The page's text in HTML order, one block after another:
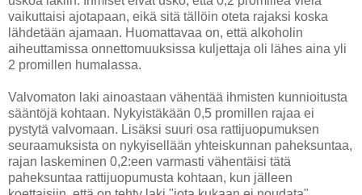
vaikuttaisi ajotapaan, eikä sitä tällöin oteta rajaksi koska
lähdetään ajamaan. Huomattavaa on, että alkoholin
aiheuttamissa onnettomuuksissa kuljettaja oli lähes aina yli
2 promillen humalassa.
Valvomaton laki ainoastaan vähentää ihmisten kunnioitusta
sääntöjä kohtaan. Nykyistäkään 0,5 promillen rajaa ei
pystytä valvomaan. Lisäksi suuri osa rattijuopumuksen
seuraamuksista on nykyisellään yhteiskunnan paheksuntaa,
rajan laskeminen 0,2:een varmasti vähentäisi tätä
paheksuntaa rattijuopumusta kohtaan, kun jälleen